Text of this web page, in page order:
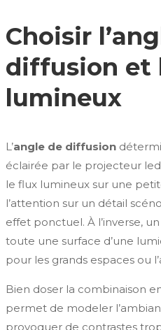
Choisir
diffusion et
lumineux
L’angle de diffusion
éclairée par le projecteur
le flux lumineux sur une
l’attention sur un détail
effet ponctuel. À l’inverse,
toute une surface d’une
pour les grands espaces ou
Bien doser la combinaison
permet de modeler
provoquer de contrastes